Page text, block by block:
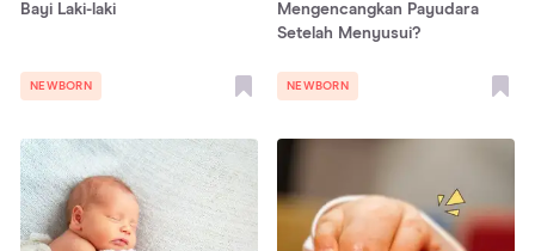
Bayi Laki-laki
NEWBORN
Mengencangkan Payudara
Setelah Menyusui?
NEWBORN